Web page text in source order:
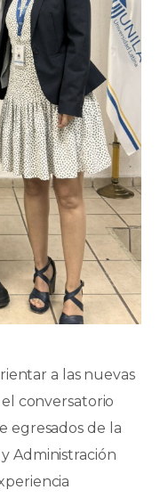
a las nuevas
conversatorio
egresados de la
Administración